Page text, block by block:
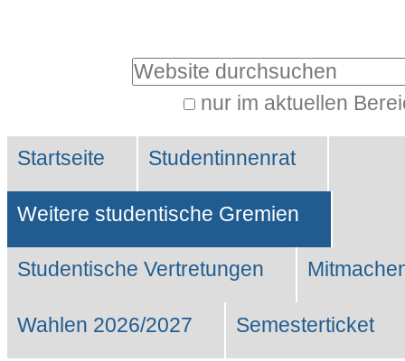
Website durchsuchen
nur im aktuellen
Suche…
Sektionen
Startseite Studentinnenrat
Weitere studentische Gremien
Studentische Vertretungen
Wahlen 2026/2027 Semesterticket